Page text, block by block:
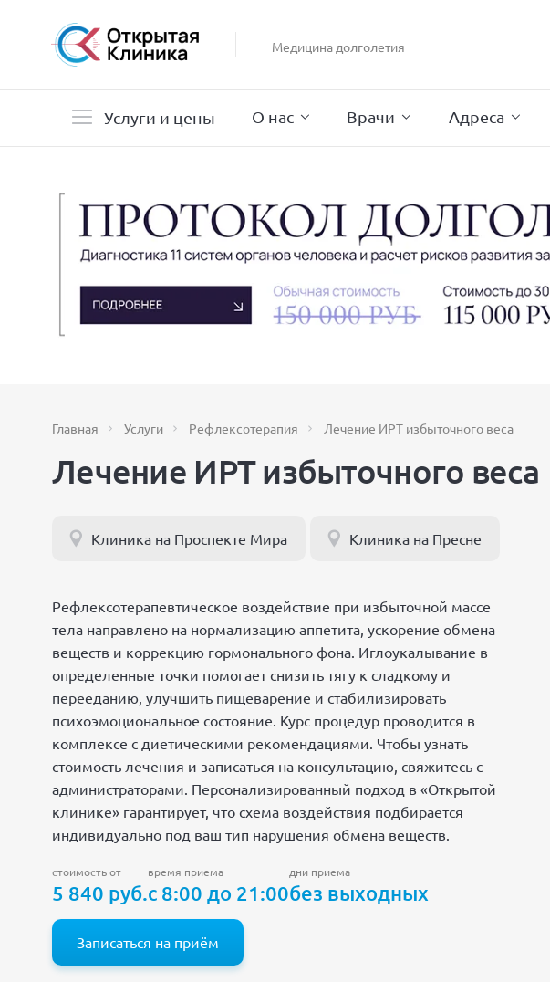
Медицина долголетия
Услуги и цены О нас Врачи Адреса
Главная Услуги Рефлексотерапия Лечение ИРТ избыточного веса
Лечение ИРТ избыточного веса
Клиника на Проспекте Мира Клиника на Пресне
Рефлексотерапевтическое воздействие при избыточной массе
тела направлено на нормализацию аппетита, ускорение обмена
веществ и коррекцию гормонального фона. Иглоукалывание в
определенные точки помогает снизить тягу к сладкому и
перееданию, улучшить пищеварение и стабилизировать
психоэмоциональное состояние. Курс процедур проводится в
комплексе с диетическими рекомендациями. Чтобы узнать
стоимость лечения и записаться на консультацию, свяжитесь с
администраторами. Персонализированный подход в «Открытой
клинике» гарантирует, что схема воздействия подбирается
индивидуально под ваш тип нарушения обмена веществ.
стоимость от
5 840 руб.
время приема
с 8:00 до 21:00
дни приема
без выходных
Записаться на приём